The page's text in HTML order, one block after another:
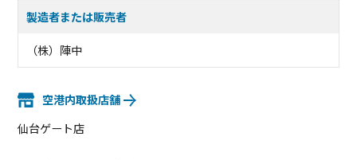
製造者または販売者
（株）陣中
空港内取扱店舗
仙台ゲート店